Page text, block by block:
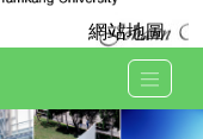
網站地圖